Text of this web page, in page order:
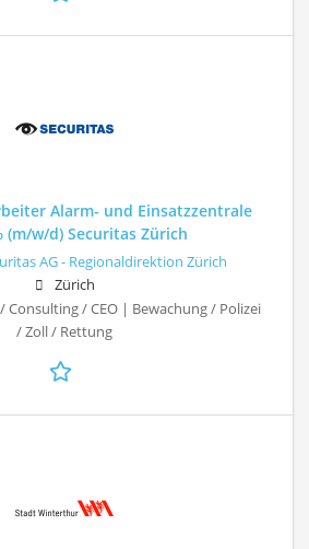
Alarm- und Einsatzzentrale
(m/w/d) Securitas Zürich
AG - Regionaldirektion Zürich
Zürich
/ CEO | Bewachung / Polizei
/ Zoll / Rettung